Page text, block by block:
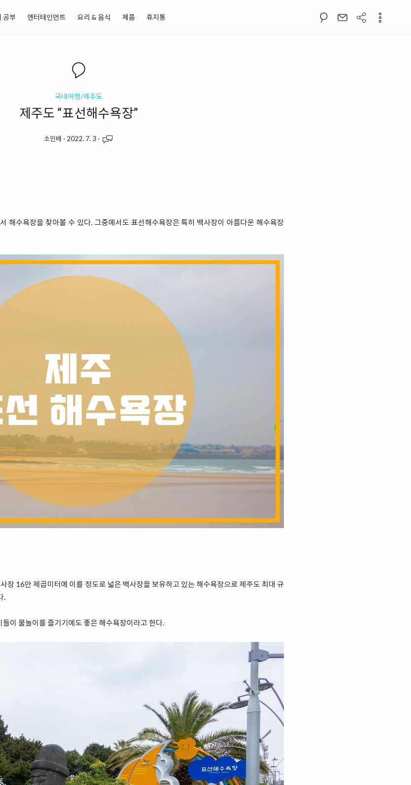
공부 엔터테인먼트 요리 & 음식 제품 휴지통
국내여행/제주도
제주도 “표선해수욕장”
소인배 · 2022. 7. 3 ·
해수욕장을 찾아볼 수 있다. 그중에서도 표선해수욕장은 특히 백사장이 아름다운 해수욕장
장 16만 제곱미터에 이를 정도로 넓은 백사장을 보유하고 있는 해수욕장으로 제주도 최대 규
.
이 물놀이를 즐기기에도 좋은 해수욕장이라고 한다.